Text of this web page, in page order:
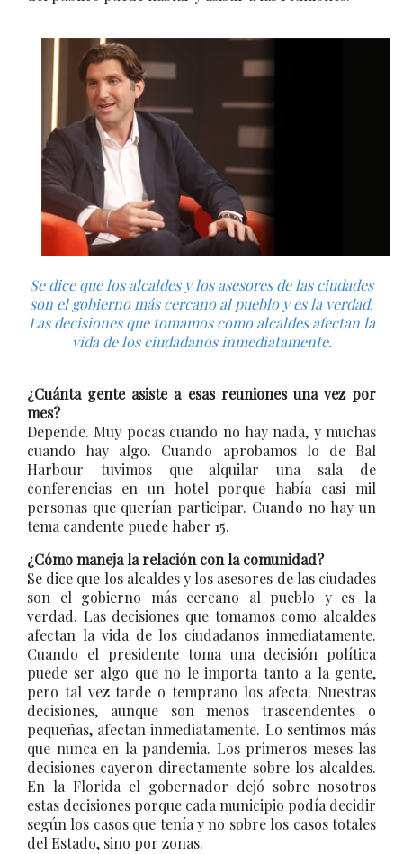
Se dice que los alcaldes y los asesores de las ciudades
son el gobierno más cercano al pueblo y es la verdad.
Las decisiones que tomamos como alcaldes afectan la
vida de los ciudadanos inmediatamente.
¿Cuánta gente asiste a esas reuniones una vez por
mes?
Depende. Muy pocas cuando no hay nada, y muchas
cuando hay algo. Cuando aprobamos lo de Bal
Harbour tuvimos que alquilar una sala de
conferencias en un hotel porque había casi mil
personas que querían participar. Cuando no hay un
tema candente puede haber 15.
¿Cómo maneja la relación con la comunidad?
Se dice que los alcaldes y los asesores de las ciudades
son el gobierno más cercano al pueblo y es la
verdad. Las decisiones que tomamos como alcaldes
afectan la vida de los ciudadanos inmediatamente.
Cuando el presidente toma una decisión política
puede ser algo que no le importa tanto a la gente,
pero tal vez tarde o temprano los afecta. Nuestras
decisiones, aunque son menos trascendentes o
pequeñas, afectan inmediatamente. Lo sentimos más
que nunca en la pandemia. Los primeros meses las
decisiones cayeron directamente sobre los alcaldes.
En la Florida el gobernador dejó sobre nosotros
estas decisiones porque cada municipio podía decidir
según los casos que tenía y no sobre los casos totales
del Estado, sino por zonas.